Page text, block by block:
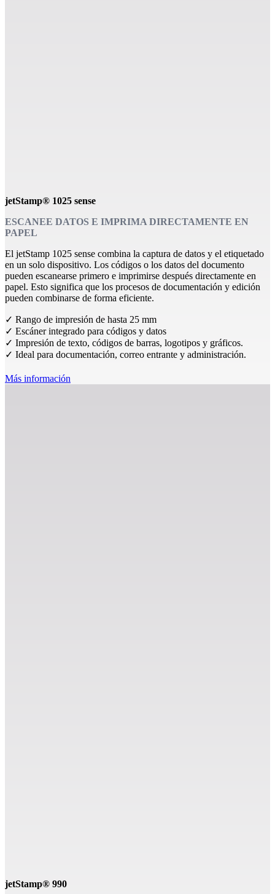
jetStamp® 1025 sense
ESCANEE DATOS E IMPRIMA DIRECTAMENTE EN
PAPEL
El jetStamp 1025 sense combina la captura de datos y el etiquetado
en un solo dispositivo. Los códigos o los datos del documento
pueden escanearse primero e imprimirse después directamente en
papel. Esto significa que los procesos de documentación y edición
pueden combinarse de forma eficiente.
✓ Rango de impresión de hasta 25 mm
✓ Escáner integrado para códigos y datos
✓ Impresión de texto, códigos de barras, logotipos y gráficos.
✓ Ideal para documentación, correo entrante y administración.
Más información
jetStamp® 990